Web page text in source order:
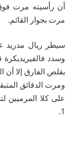
أن رأسيته مرت
مرت بجوار القائم.
وسدد
يقلص الفارق إلا أن
ومرت الدقائق
1.